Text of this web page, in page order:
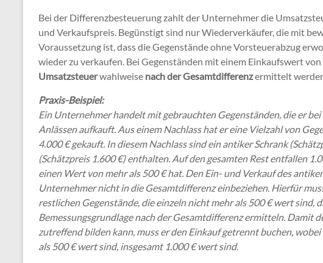
Bei der Differenzbesteuerung zahlt der Unternehmer die
und Verkaufspreis. Begünstigt sind nur Wiederverkäufer, die mit
Voraussetzung ist, dass die Gegenstände ohne Vorsteuerabzug
wieder zu verkaufen. Bei Gegenständen mit einem Einkaufswert
Umsatzsteuerwahlweise nach der Gesamtdifferenzermittelt
Praxis-Beispiel:
Ein Unternehmer handelt mit gebrauchten Gegenständen, die er
Anlässen aufkauft. Aus einem Nachlass hat er eine Vielzahl von
4.000 € gekauft. In diesem Nachlass sind ein antiker Schrank
(Schätzpreis 1.600 €) enthalten. Auf den gesamten Rest entfallen
einen Wert von mehr als 500 € hat. Den Ein- und Verkauf des
Unternehmer nicht in die Gesamtdifferenz einbeziehen. Hierfür
restlichen Gegenstände, die einzeln nicht mehr als 500 € wert sind,
Bemessungsgrundlage nach der Gesamtdifferenz ermitteln. Damit
zutreffend bilden kann, muss er den Einkauf getrennt buchen,
als 500 € wert sind, insgesamt 1.000 € wert sind.